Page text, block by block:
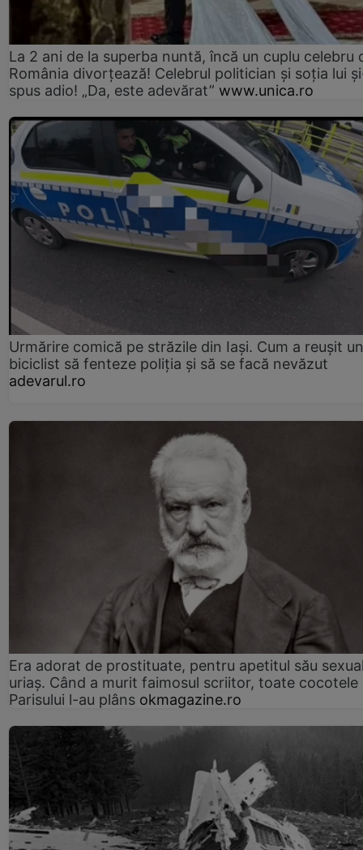
La 2 ani de la superba nuntă, încă un cuplu celebru
România divorțează! Celebrul politician și soția lui
spus adio! „Da, este adevărat” www.unica.ro
Urmărire comică pe străzile din Iași. Cum a reușit un
biciclist să fenteze poliția și să se facă nevăzut
adevarul.ro
Era adorat de prostituate, pentru apetitul său
uriaș. Când a murit faimosul scriitor, toate cocotele
Parisului l-au plâns okmagazine.ro